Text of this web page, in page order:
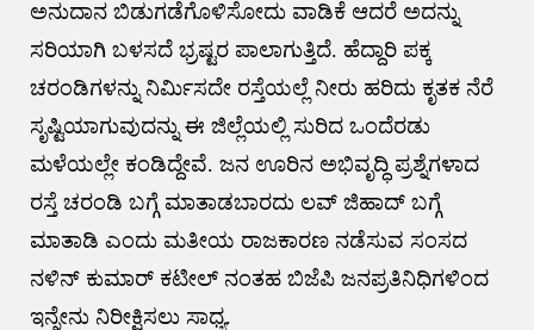
ಅನುದಾನ ಬಿಡುಗಡೆಗೊಳಿಸೋದು ವಾಡಿಕೆ ಆದರೆ ಅದನ್ನು
ಸರಿಯಾಗಿ ಬಳಸದೆ ಭ್ರಷ್ಟರ ಪಾಲಾಗುತ್ತಿದೆ. ಹೆದ್ದಾರಿ ಪಕ್ಕ
ಚರಂಡಿಗಳನ್ನು ನಿರ್ಮಿಸದೇ ರಸ್ತೆಯಲ್ಲೆ ನೀರು ಹರಿದು ಕೃತಕ ನೆರೆ
ಸೃಷ್ಟಿಯಾಗುವುದನ್ನು ಈ ಜಿಲ್ಲೆಯಲ್ಲಿ ಸುರಿದ ಒಂದೆರಡು
ಮಳೆಯಲ್ಲೇ ಕಂಡಿದ್ದೇವೆ. ಜನ ಊರಿನ ಅಭಿವೃದ್ಧಿ ಪ್ರಶ್ನೆಗಳಾದ
ರಸ್ತೆ ಚರಂಡಿ ಬಗ್ಗೆ ಮಾತಾಡಬಾರದು ಲವ್ ಜಿಹಾದ್ ಬಗ್ಗೆ
ಮಾತಾಡಿ ಎಂದು ಮತೀಯ ರಾಜಕಾರಣ ನಡೆಸುವ ಸಂಸದ
ನಳಿನ್ ಕುಮಾರ್ ಕಟೀಲ್ ನಂತಹ ಬಿಜೆಪಿ ಜನಪ್ರತಿನಿಧಿಗಳಿಂದ
ಇನ್ನೇನು ನಿರೀಕ್ಷಿಸಲು ಸಾಧ್ಯ.